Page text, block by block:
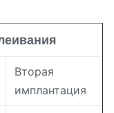
Вторая
имплантация